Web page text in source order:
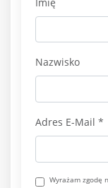
Nazwisko
Adres E-Mail *
Wyrażam zgodę